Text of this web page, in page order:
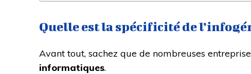
Quelle est la spécificité de
Avant tout, sachez que de nombreuses
informatiques.